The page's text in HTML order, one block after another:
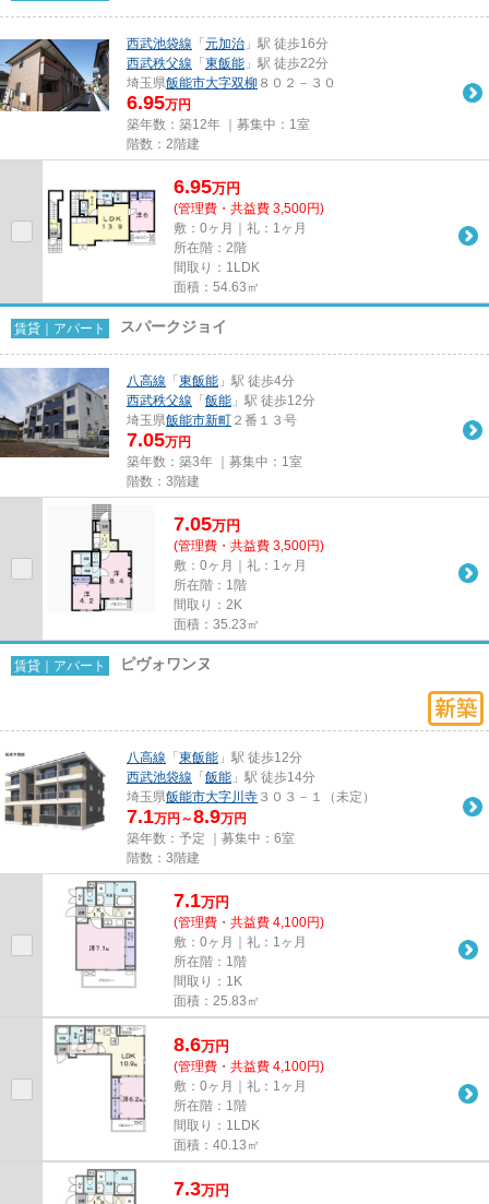
西武池袋線 「 元加治 」駅 徒歩16分
西武秩父線 「 東飯能 」駅 徒歩22分
埼玉県飯能市大字双柳 ８０２－３０
6.95万円
築年数：築12年 ｜募集中： 1室
階数：2階建
6.95万円
(管理費・共益費 3,500円)
敷：0ヶ月｜礼：1ヶ月
所在階：2階
間取り：1LDK
面積：54.63㎡
賃貸｜アパート スパークジョイ
八高線 「 東飯能 」駅 徒歩4分
西武秩父線 「 飯能 」駅 徒歩12分
埼玉県飯能市新町 ２番１３号
7.05万円
築年数：築3年 ｜募集中： 1室
階数：3階建
7.05万円
(管理費・共益費 3,500円)
敷：0ヶ月｜礼：1ヶ月
所在階：1階
間取り：2K
面積：35.23㎡
賃貸｜アパート ピヴォワンヌ
八高線 「 東飯能 」駅 徒歩12分
西武池袋線 「 飯能 」駅 徒歩14分
埼玉県飯能市大字川寺 ３０３－１（未定）
7.1万円～8.9万円
築年数：予定 ｜募集中： 6室
階数：3階建
7.1万円
(管理費・共益費 4,100円)
敷：0ヶ月｜礼：1ヶ月
所在階：1階
間取り：1K
面積：25.83㎡
8.6万円
(管理費・共益費 4,100円)
敷：0ヶ月｜礼：1ヶ月
所在階：1階
間取り：1LDK
面積：40.13㎡
7.3万円